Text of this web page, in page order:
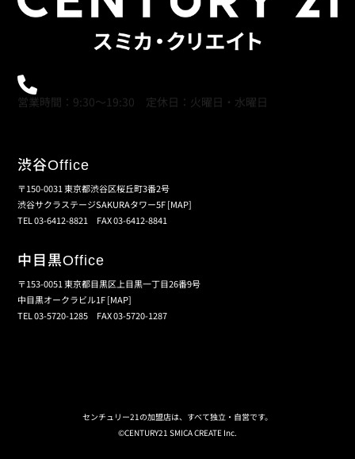
営業時間：9:30～19:30 定休日：火曜日・水曜日
渋谷Office
〒150-0031 東京都渋谷区桜丘町3番2号
渋谷サクラステージSAKURAタワー5F[MAP]
TEL 03-6412-8821 FAX 03-6412-8841
中目黒Office
〒153-0051 東京都目黒区上目黒一丁目26番9号
中目黒オークラビル1F[MAP]
TEL 03-5720-1285 FAX 03-5720-1287
センチュリー21の加盟店は、すべて独立・自営です。
©CENTURY21 SMICA CREATE Inc.